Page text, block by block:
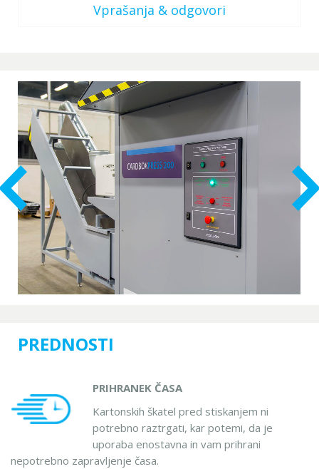
Vprašanja & odgovori
PREDNOSTI
PRIHRANEK ČASA
Kartonskih škatel pred stiskanjem ni
potrebno raztrgati, kar potemi, da je
uporaba enostavna in vam prihrani
nepotrebno zapravljenje časa.